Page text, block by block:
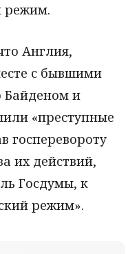
режим.
Англия,
с бывшими
и
«преступные
госперевороту
их действий,
Госдумы, к
режим».